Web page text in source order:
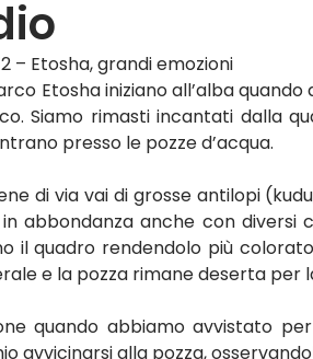
Il mondo fuori mi aspetta
– Etosha, grandi emozioni
Etosha iniziano all’alba
Siamo rimasti incantati dalla
presso le pozze d’acqua.
di via vai di grosse antilopi
abbondanza anche con diversi
il quadro rendendolo più
e la pozza rimane deserta per
quando abbiamo avvistato
avvicinarsi alla pozza,